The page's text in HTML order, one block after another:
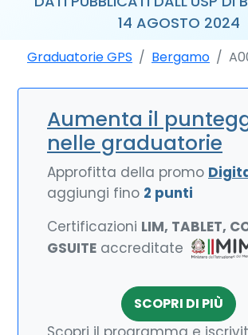
14 AGOSTO 2024
Graduatorie GPS Bergamo
Aumenta il
nelle graduatorie
Approfitta della promo
aggiungi fino 2 punti
Certificazioni LIM, TABLET,
GSUITE accreditate
SCOPRI DI PIÙ